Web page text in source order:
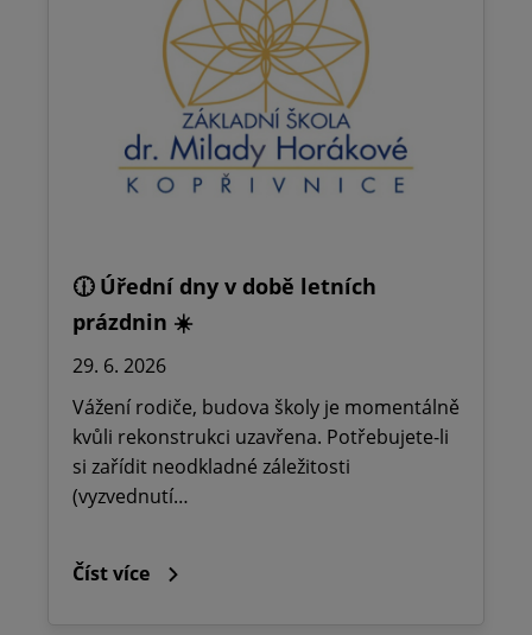
🕧 Úřední dny v době letních
prázdnin ☀️
29. 6. 2026
Vážení rodiče, budova školy je momentálně
kvůli rekonstrukci uzavřena. Potřebujete-li
si zařídit neodkladné záležitosti
(vyzvednutí…
Číst více